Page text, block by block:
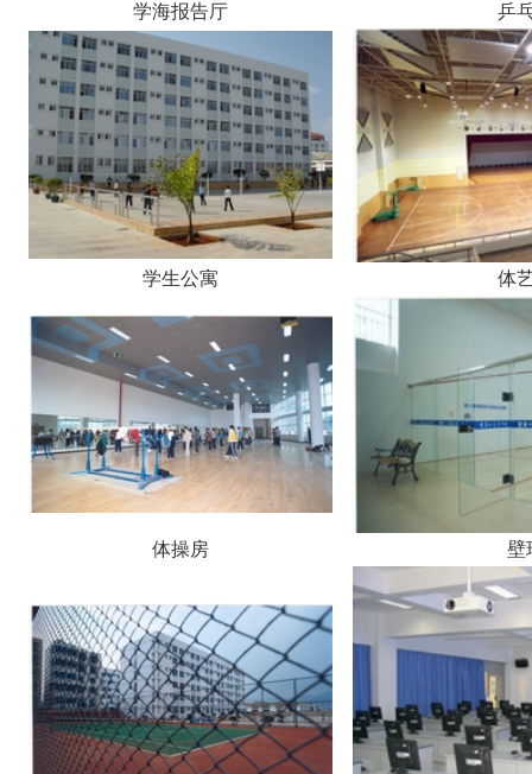
学海报告厅 乒
学生公寓 体
体操房 壁